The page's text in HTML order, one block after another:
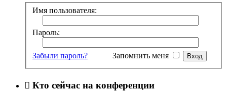
Имя пользователя:
Пароль:
Забыли пароль? Запомнить меня
Кто сейчас на конференции